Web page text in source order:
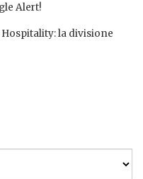
Alert!
la divisione